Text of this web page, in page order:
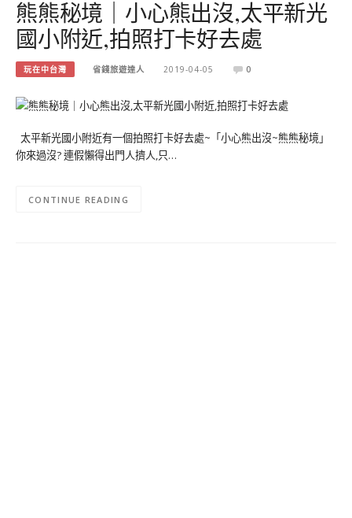
熊熊秘境｜小心熊出沒,太平新光
國小附近,拍照打卡好去處
玩在中台灣 省錢旅遊達人 2019-04-05 0
太平新光國小附近有一個拍照打卡好去處~「小心熊出沒~熊熊秘境」
你來過沒? 連假懶得出門人擠人,只…
CONTINUE READING